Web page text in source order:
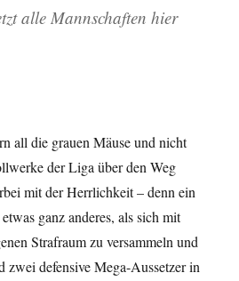
alle Mannschaften hier
all die grauen Mäuse und nicht
der Liga über den Weg
mit der Herrlichkeit – denn ein
ganz anderes, als sich mit
Strafraum zu versammeln und
zwei defensive Mega-Aussetzer in